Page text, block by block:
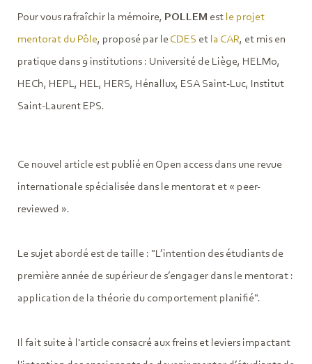
Pour vous rafraîchir la mémoire, POLLEM est le projet
mentorat du Pôle, proposé par leCDES et la CAR, et mis en
pratique dans 9 institutions : Université de Liège, HELMo,
HECh, HEPL, HEL, HERS, Hénallux, ESA Saint-Luc, Institut
Saint-Laurent EPS.
Ce nouvel article est publié en Open access dans une revue
internationale spécialisée dans le mentorat et « peer-
reviewed ».
Le sujet abordé est de taille : "L’intention des étudiants de
première année de supérieur de s’engager dans le mentorat :
application de la théorie du comportement planifié".
Il fait suite à l'article consacré aux freins et leviers impactant